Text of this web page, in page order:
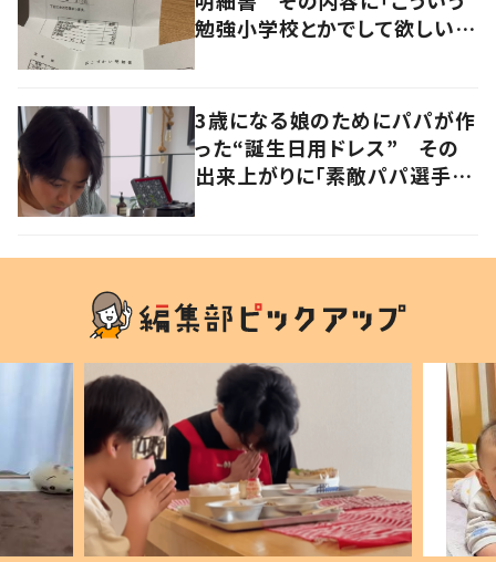
勉強小学校とかでして欲しい」
3歳になる娘のためにパパが作
った“誕生日用ドレス” その
出来上がりに「素敵パパ選手権